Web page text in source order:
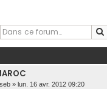
» lun. 16 avr. 2012 09:20